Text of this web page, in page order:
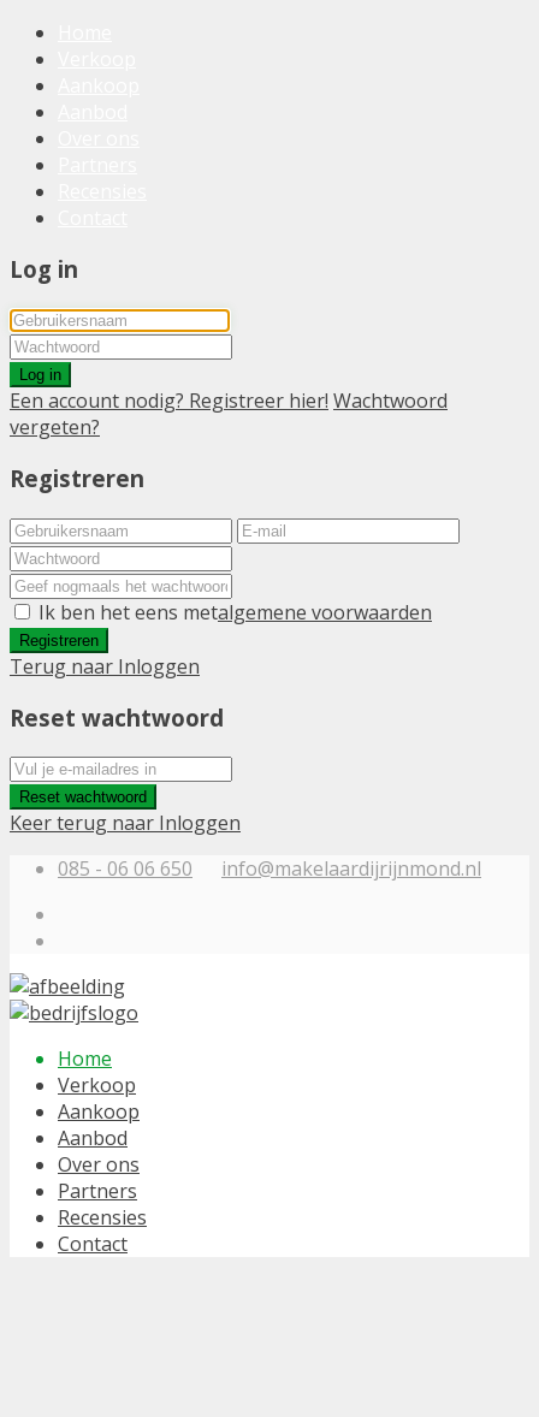
Log in
Log in
Een account nodig? Registreer hier! Wachtwoord
vergeten?
Registreren
Ik ben het eens metalgemene voorwaarden
Registreren
Terug naar Inloggen
Reset wachtwoord
Reset wachtwoord
Keer terug naar Inloggen
085 - 06 06 650
info@makelaardijrijnmond.nl
Home
Verkoop
Aankoop
Aanbod
Over ons
Partners
Recensies
Contact